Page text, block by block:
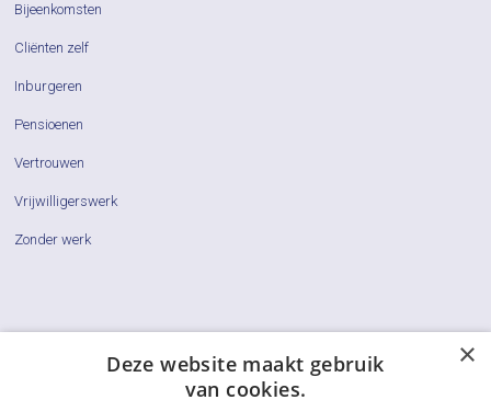
Bijeenkomsten
Cliënten zelf
Inburgeren
Pensioenen
Vertrouwen
Vrijwilligerswerk
Zonder werk
Cliëntenraden
×
Deze website maakt gebruik
van cookies.